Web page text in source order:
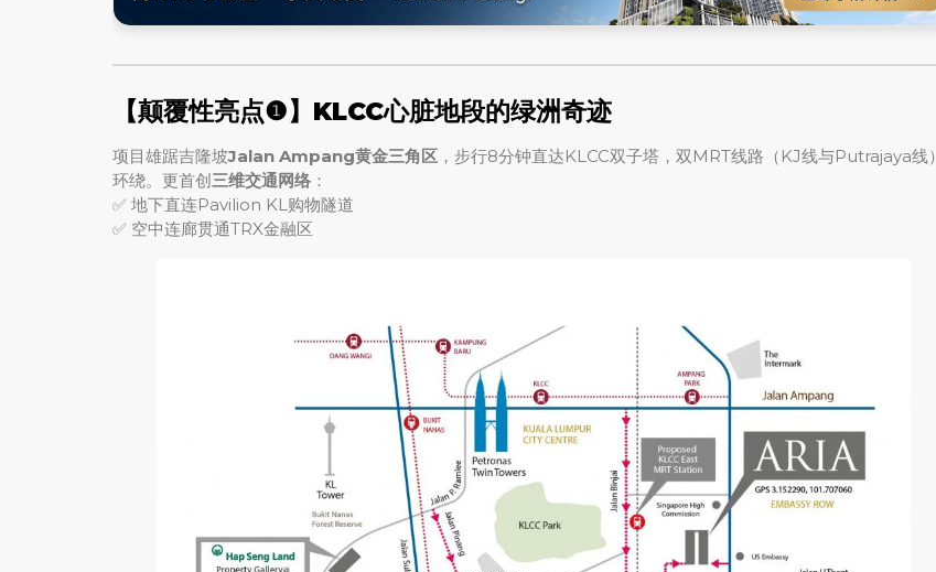
【颠覆性亮点❶】KLCC心脏地段的绿洲奇迹
项目雄踞吉隆坡Jalan Ampang黄金三角区 ，步行8分钟直达KLCC双子塔，双MRT线路（KJ线与Putrajaya线）
环绕。更首创三维交通网络 ：
✅ 地下直连Pavilion KL购物隧道
✅ 空中连廊贯通TRX金融区